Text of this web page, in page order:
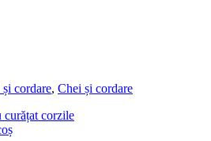
cordare, Chei și cordare
curățat corzile